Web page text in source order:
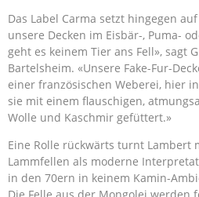
Das Label Carma setzt hingegen
unsere Decken im Eisbär-, Puma-
geht es keinem Tier ans Fell», sagt
Bartelsheim. «Unsere Fake-Fur-
einer französischen Weberei, hier
sie mit einem flauschigen,
Wolle und Kaschmir gefüttert.»
Eine Rolle rückwärts turnt Lambert
Lammfellen als moderne
in den 70ern in keinem Kamin-